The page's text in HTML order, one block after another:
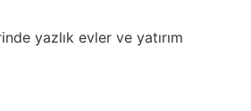
yazlık evler ve yatırım